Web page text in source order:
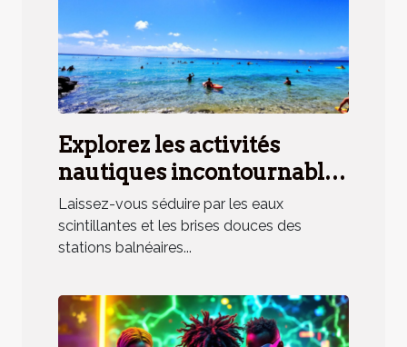
Explorez les activités
nautiques incontournables
en station balnéaire
méridionale
Laissez-vous séduire par les eaux
scintillantes et les brises douces des
stations balnéaires...